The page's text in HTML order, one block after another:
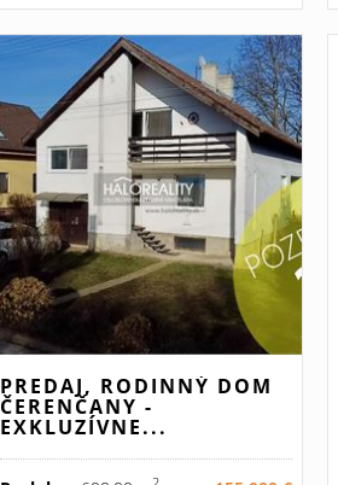
PREDAJ, RODINNÝ DOM
ČERENČANY -
EXKLUZÍVNE...